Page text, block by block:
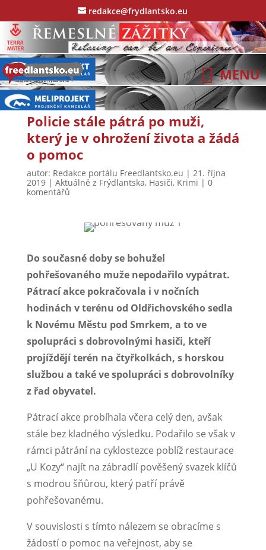
redakce@frydlantsko.eu
Policie stále pátrá po muži,
který je v ohrožení života a žádá
o pomoc
autor: Redakce portálu Freedlantsko.eu | 21. října
2019| Aktuálně z Frýdlantska, Hasiči, Krimi | 0
komentářů
Do současné doby se bohužel
pohřešovaného muže nepodařilo vypátrat.
Pátrací akce pokračovala i v nočních
hodinách v terénu od Oldřichovského sedla
k Novému Městu pod Smrkem, a to ve
spolupráci s dobrovolnými hasiči, kteří
projíždějí terén na čtyřkolkách, s horskou
službou a také ve spolupráci s dobrovolníky
z řad obyvatel.
Pátrací akce probíhala včera celý den, avšak
stále bez kladného výsledku. Podařilo se však v
rámci pátrání na cyklostezce poblíž restaurace
„U Kozy“ najít na zábradlí pověšený svazek klíčů
s modrou šňůrou, který patří právě
pohřešovanému.
V souvislosti s tímto nálezem se obracíme s
žádostí o pomoc na veřejnost, aby se